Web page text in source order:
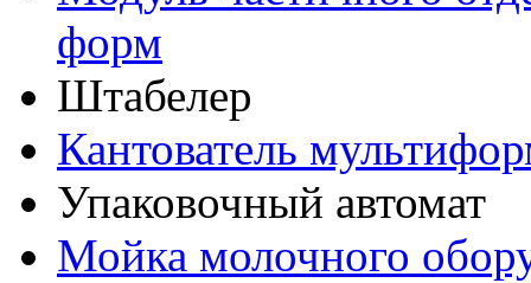
форм
Штабелер
Кантователь
Упаковочный автомат
Мойка молочного